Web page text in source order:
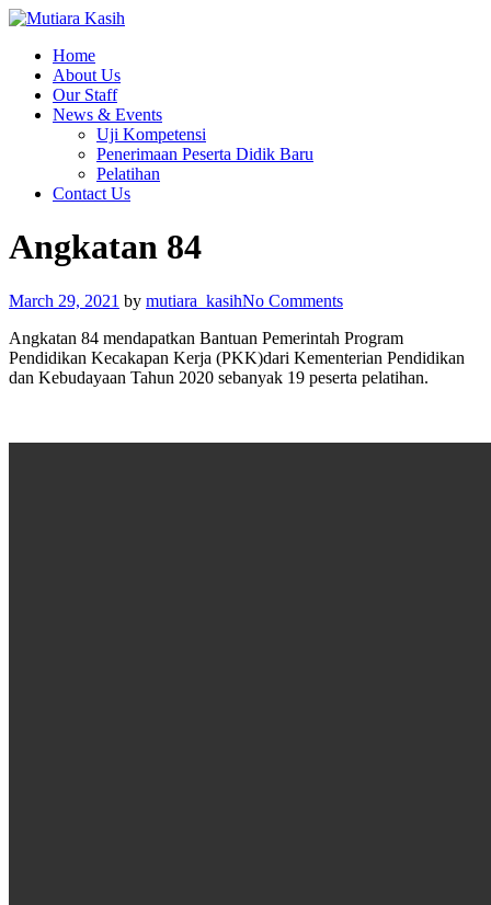
Home
About Us
Our Staff
News & Events
Uji Kompetensi
Penerimaan Peserta Didik Baru
Pelatihan
Contact Us
Angkatan 84
March 29, 2021 by mutiara_kasihNo Comments
Angkatan 84 mendapatkan Bantuan Pemerintah Program
Pendidikan Kecakapan Kerja (PKK)dari Kementerian Pendidikan
dan Kebudayaan Tahun 2020 sebanyak 19 peserta pelatihan.